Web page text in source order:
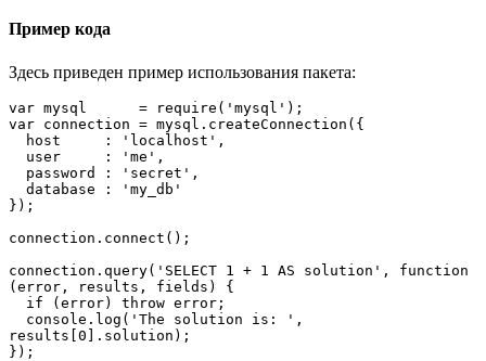
Пример кода
Здесь приведен пример использования пакета:
var mysql      = require('mysql');
var connection = mysql.createConnection({
});
connection.connect();
connection.query('SELECT 1 + 1 AS solution', function
(error, results, fields) {
results[0].solution);
});